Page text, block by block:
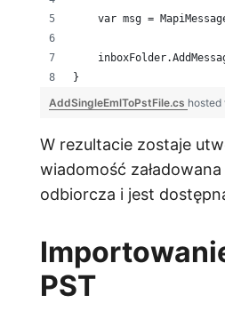
var msg =
}
AddSingleEmlToPstFile.cs
W rezultacie zostaje
wiadomość
odbiorcza i jest
PST